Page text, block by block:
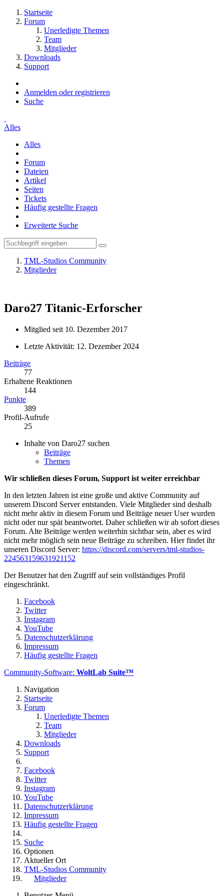
Startseite
Forum
Unerledigte Themen
Team
Mitglieder
Downloads
Support
Anmelden oder registrieren
Suche
Alles
Alles
Forum
Dateien
Artikel
Seiten
Tickets
Häufig gestellte Fragen
Erweiterte Suche
TML-Studios Community
Mitglieder
Daro27 Titanic-Erforscher
Mitglied seit 10. Dezember 2017
Letzte Aktivität: 12. Dezember 2024
Beiträge
77
Erhaltene Reaktionen
144
Punkte
389
Profil-Aufrufe
25
Inhalte von Daro27 suchen
Beiträge
Themen
Wir schließen dieses Forum, Support ist weiter erreichbar
In den letzten Jahren ist eine große und aktive Community auf
unserem Discord Server entstanden. Viele Mitglieder sind deshalb
nicht mehr aktiv in diesem Forum und Beiträge neuer User wurden
nicht oder nur spät beantwortet. Daher schließen wir ab sofort dieses
Forum. Alte Beiträge werden weiterhin sichtbar sein, aber es wird
nicht mehr möglich sein neue Beiträge zu schreiben. Hier findet ihr
unseren Discord Server: https://discord.com/servers/tml-studios-
224563159631921152
Der Benutzer hat den Zugriff auf sein vollständiges Profil
eingeschränkt.
Facebook
Twitter
Instagram
YouTube
Datenschutzerklärung
Impressum
Häufig gestellte Fragen
Community-Software: WoltLab Suite™
Navigation
Startseite
Forum
Unerledigte Themen
Team
Mitglieder
Downloads
Support
Facebook
Twitter
Instagram
YouTube
Datenschutzerklärung
Impressum
Häufig gestellte Fragen
Suche
Optionen
Aktueller Ort
TML-Studios Community
Mitglieder